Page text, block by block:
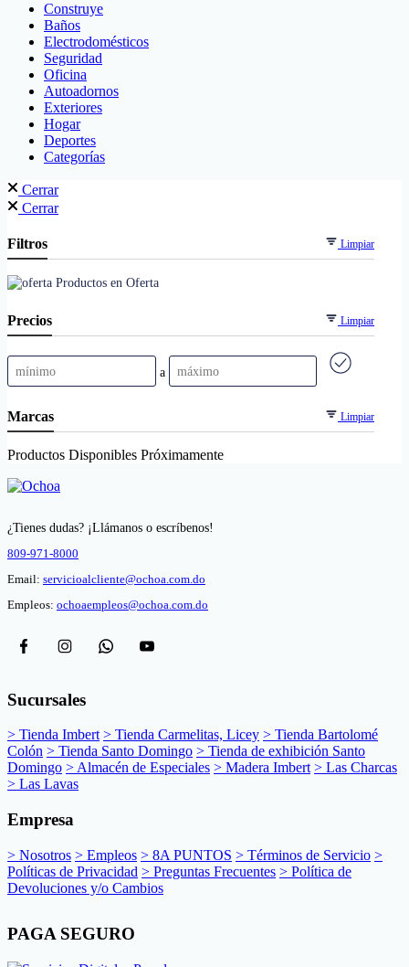
Construye
Baños
Electrodomésticos
Seguridad
Oficina
Autoadornos
Exteriores
Hogar
Deportes
Categorías
Cerrar
Cerrar
Filtros Limpiar
Productos en Oferta
Precios Limpiar
a
Marcas Limpiar
Productos Disponibles Próximamente
¿Tienes dudas? ¡Llámanos o escríbenos!
809-971-8000
Email: servicioalcliente@ochoa.com.do
Empleos: ochoaempleos@ochoa.com.do
Sucursales
> Tienda Imbert > Tienda Carmelitas, Licey > Tienda Bartolomé
Colón > Tienda Santo Domingo > Tienda de exhibición Santo
Domingo > Almacén de Especiales > Madera Imbert > Las Charcas
> Las Lavas
Empresa
> Nosotros > Empleos > 8A PUNTOS > Términos de Servicio >
Políticas de Privacidad > Preguntas Frecuentes > Política de
Devoluciones y/o Cambios
PAGA SEGURO